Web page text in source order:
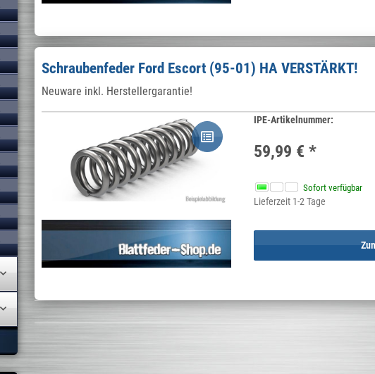
Schraubenfeder Ford Escort (95-01) HA VERSTÄRKT!
Neuware inkl. Herstellergarantie!
IPE-Artikelnummer:
59,99 €*
Sofort verfügbar
Lieferzeit 1-2 Tage